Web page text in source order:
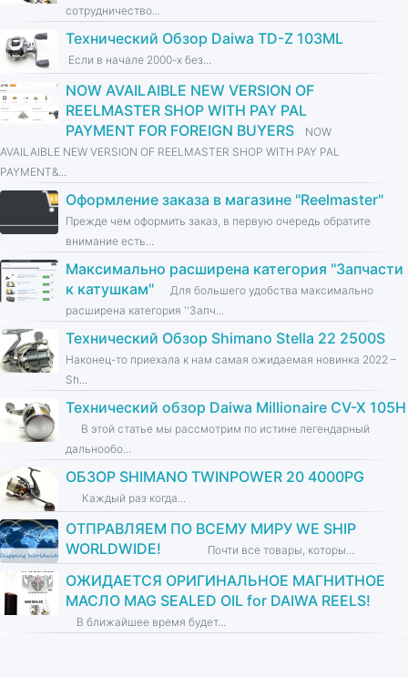
сотрудничество...
Технический Обзор Daiwa TD-Z 103ML
Если в начале 2000-х без...
NOW AVAILAIBLE NEW VERSION OF
REELMASTER SHOP WITH PAY PAL
PAYMENT FOR FOREIGN BUYERS
NOW
AVAILAIBLE NEW VERSION OF REELMASTER SHOP WITH PAY PAL
PAYMENT&...
Оформление заказа в магазине ''Reelmaster''
Прежде чем оформить заказ, в первую очередь обратите
внимание есть...
Максимально расширена категория ''Запчасти
к катушкам''
Для большего удобства максимально
расширена категория ''Запч...
Технический Обзор Shimano Stella 22 2500S
Наконец-то приехала к нам самая ожидаемая новинка 2022 –
Sh...
Технический обзор Daiwa Millionaire CV-X 105H
В этой статье мы рассмотрим по истине легендарный
дальнообо...
ОБЗОР SHIMANO TWINPOWER 20 4000PG
Каждый раз когда...
ОТПРАВЛЯЕМ ПО ВСЕМУ МИРУ WE SHIP
WORLDWIDE!
Почти все товары, которы...
ОЖИДАЕТСЯ ОРИГИНАЛЬНОЕ МАГНИТНОЕ
МАСЛО MAG SEALED OIL for DAIWA REELS!
В ближайшее время будет...